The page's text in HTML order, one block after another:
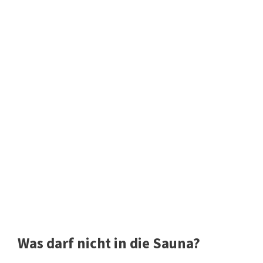
Was darf nicht in die Sauna?